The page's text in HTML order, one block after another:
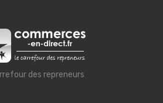
des repreneurs